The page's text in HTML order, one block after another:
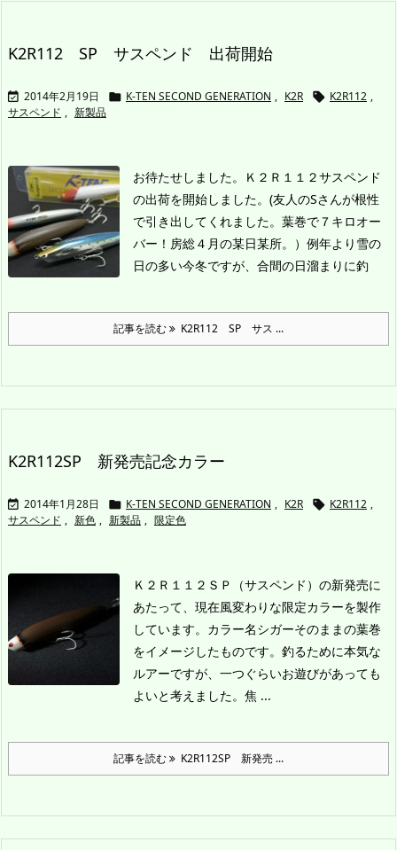
K2R112 SP サスペンド 出荷開始
 2014年2月19日  K-TEN SECOND GENERATION , K2R  K2R112 ,
サスペンド , 新製品
お待たせしました。Ｋ２Ｒ１１２サスペンド
の出荷を開始しました。 (友人のSさんが根性
で引き出してくれました。葉巻で７キロオー
バー！房総４月の某日某所。） 例年より雪の
日の多い今冬ですが、合間の日溜まりに釣
記事を読む K2R112 SP サス ...
K2R112SP 新発売記念カラー
 2014年1月28日  K-TEN SECOND GENERATION , K2R  K2R112 ,
サスペンド , 新色 , 新製品 , 限定色
Ｋ２Ｒ１１２ＳＰ（サスペンド）の新発売に
あたって、現在風変わりな限定カラーを製作
しています。カラー名シガーそのままの葉巻
をイメージしたものです。 釣るために本気な
ルアーですが、一つぐらいお遊びがあっても
よいと考えました。焦 ...
記事を読む K2R112SP 新発売 ...